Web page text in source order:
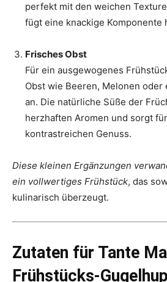
perfekt mit den weichen
fügt eine knackige Komponente
Frisches Obst
Für ein ausgewogenes
Obst wie Beeren, Melonen oder
an. Die natürliche Süße der
herzhaften Aromen und sorgt
kontrastreichen Genuss.
Diese kleinen Ergänzungen
ein vollwertiges Frühstück, das
kulinarisch überzeugt.
Zutaten für Tante
Frühstücks-